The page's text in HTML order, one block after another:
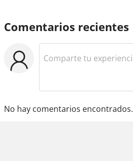
Comentarios recientes
No hay comentarios encontrados.